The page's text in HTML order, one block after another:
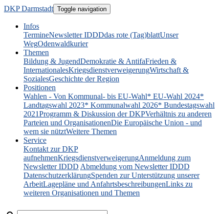
DKP Darmstadt Toggle navigation
Infos
TermineNewsletter IDDDdas rote (Tag)blattUnser
WegOdenwaldkurier
Themen
Bildung & JugendDemokratie & AntifaFrieden &
InternationalesKriegsdienstverweigerungWirtschaft &
SozialesGeschichte der Region
Positionen
Wahlen - Von Kommunal- bis EU-Wahl* EU-Wahl 2024*
Landtagswahl 2023* Kommunalwahl 2026* Bundestagswahl
2021Programm & Diskussion der DKPVerhältnis zu anderen
Parteien und OrganisationenDie Europäische Union - und
wem sie nütztWeitere Themen
Service
Kontakt zur DKP
aufnehmenKriegsdienstverweigerungAnmeldung zum
Newsletter IDDD Abmeldung vom Newsletter IDDD
DatenschutzerklärungSpenden zur Unterstützung unserer
ArbeitLagepläne und AnfahrtsbeschreibungenLinks zu
weiteren Organisationen und Themen